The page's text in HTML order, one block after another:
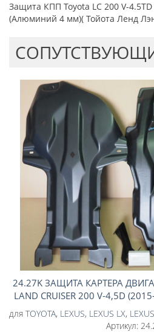
Защита КПП Toyota LC 200 V-
(Алюминий 4 мм)( Тойота Ленд
24.27K ЗАЩИТА КАРТЕРА
LAND CRUISER 200 V-4,5D
(2015-Н.В.),2ЧАСТИ, С
для TOYOTA, LEXUS, LEXUS LX,
Артикул: